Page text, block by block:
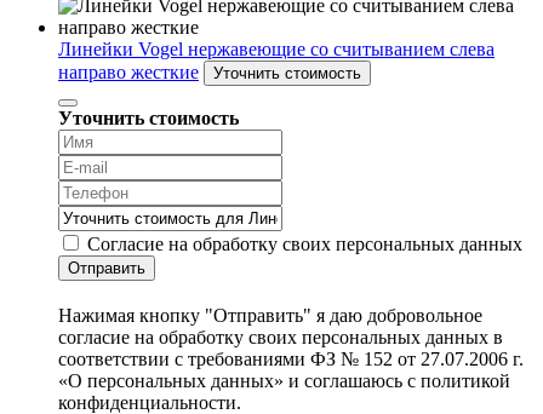
Линейки Vogel нержавеющие со считыванием слева
направо жесткие
Уточнить стоимость
Уточнить стоимость
Согласие на обработку своих персональных данных
Отправить
Нажимая кнопку "Отправить" я даю добровольное
согласие на обработку своих персональных данных в
соответствии с требованиями ФЗ № 152 от 27.07.2006 г.
«О персональных данных» и соглашаюсь с политикой
конфиденциальности.